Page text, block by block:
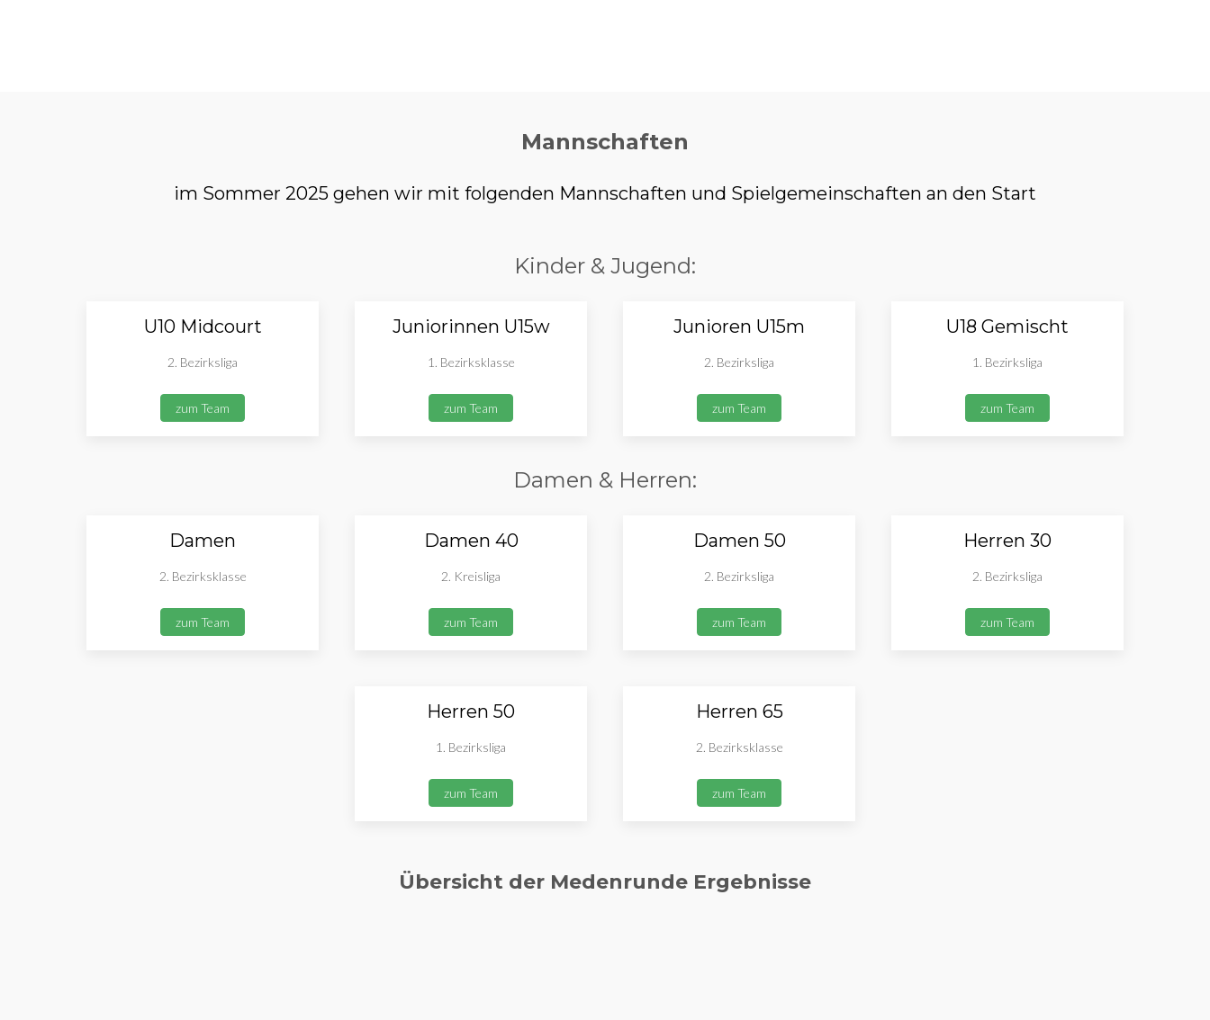
Mannschaften
im Sommer 2025 gehen wir mit folgenden Mannschaften und Spielgemeinschaften an den Start
Kinder & Jugend:
U10 Midcourt
2. Bezirksliga
zum Team
Juniorinnen U15w
1. Bezirksklasse
zum Team
Junioren U15m
2. Bezirksliga
zum Team
U18 Gemischt
1. Bezirksliga
zum Team
Damen & Herren:
Damen
2. Bezirksklasse
zum Team
Damen 40
2. Kreisliga
zum Team
Damen 50
2. Bezirksliga
zum Team
Herren 30
2. Bezirksliga
zum Team
Herren 50
1. Bezirksliga
zum Team
Herren 65
2. Bezirksklasse
zum Team
Übersicht der Medenrunde Ergebnisse